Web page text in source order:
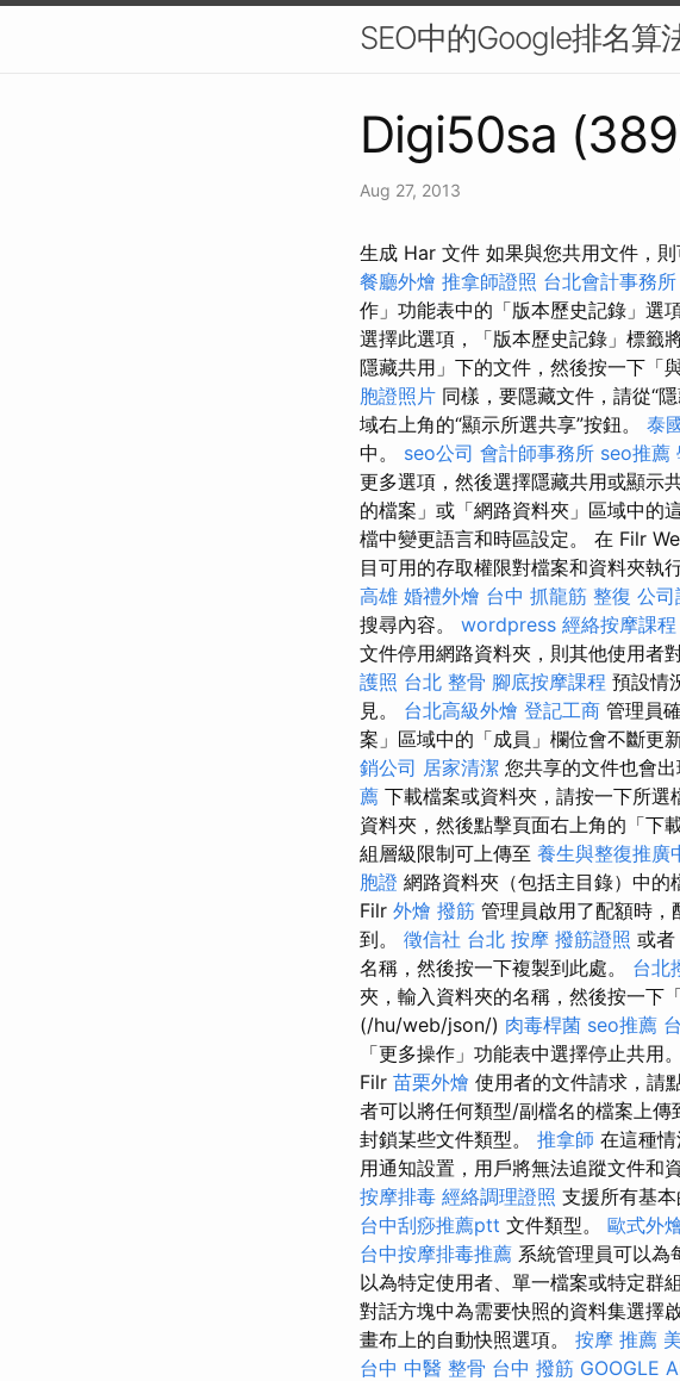
SEO中的Google排名算
Digi50sa
Aug 27, 2013
生成 Har 文件 如果與您共用文件，
餐廳外燴 推拿師證照 台北會計事務所
作」功能表中的「版本歷史記錄」選
選擇此選項，「版本歷史記錄」標籤
隱藏共用」下的文件，然後按一下「
胞證照片 同樣，要隱藏文件，請從“
域右上角的“顯示所選共享”按鈕。 泰
中。 seo公司 會計師事務所 seo推薦
更多選項，然後選擇隱藏共用或顯示
的檔案」或「網路資料夾」區域中的
檔中變更語言和時區設定。 在 Filr
目可用的存取權限對檔案和資料夾執
高雄 婚禮外燴 台中 抓龍筋 整復 公司
搜尋內容。 wordpress 經絡按摩課程
文件停用網路資料夾，則其他使用者
護照 台北 整骨 腳底按摩課程 預設情
見。 台北高級外燴 登記工商 管理員
案」區域中的「成員」欄位會不斷更
銷公司 居家清潔 您共享的文件也會
薦 下載檔案或資料夾，請按一下所選
資料夾，然後點擊頁面右上角的「下
組層級限制可上傳至 養生與整復推廣
胞證 網路資料夾（包括主目錄）中的
Filr 外燴 撥筋 管理員啟用了配額時
到。 徵信社 台北 按摩 撥筋證照 或者
名稱，然後按一下複製到此處。 台北
夾，輸入資料夾的名稱，然後按一下
(/hu/web/json/) 肉毒桿菌 seo推薦
「更多操作」功能表中選擇停止共用。
Filr 苗栗外燴 使用者的文件請求，請
者可以將任何類型/副檔名的檔案上傳
封鎖某些文件類型。 推拿師 在這種
用通知設置，用戶將無法追蹤文件和
按摩排毒 經絡調理證照 支援所有基本
台中刮痧推薦ptt 文件類型。 歐式外
台中按摩排毒推薦 系統管理員可以為
以為特定使用者、單一檔案或特定群
對話方塊中為需要快照的資料集選擇
畫布上的自動快照選項。 按摩 推薦
台中 中醫 整骨 台中 撥筋 GOOGLE